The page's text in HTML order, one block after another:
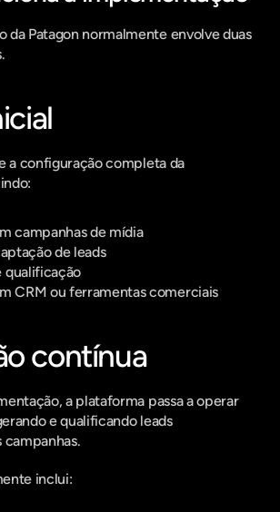
da Patagon normalmente envolve duas
a configuração completa da
campanhas de mídia
de leads
qualificação
CRM ou ferramentas comerciais
contínua
a plataforma passa a operar
e qualificando leads
campanhas.
inclui: